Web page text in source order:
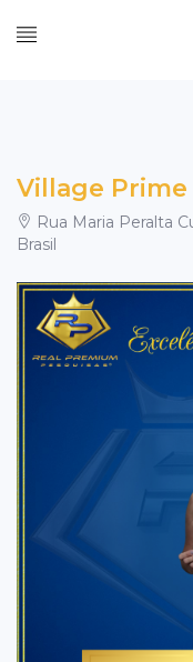
Village Prime
Rua Maria Peralta
Brasil